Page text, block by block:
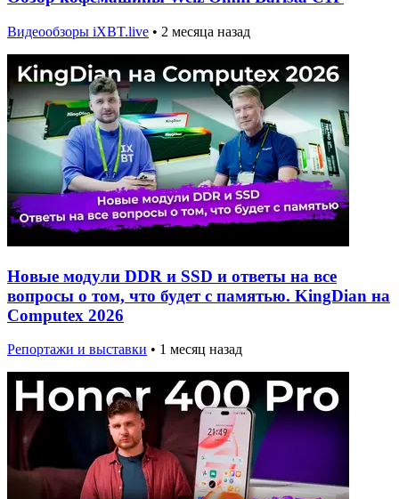
Видеообзоры iXBT.live • 2 месяца назад
Новые модули DDR и SSD и ответы на все
вопросы о том, что будет с памятью. KingDian на
Computex 2026
Репортажи и выставки • 1 месяц назад